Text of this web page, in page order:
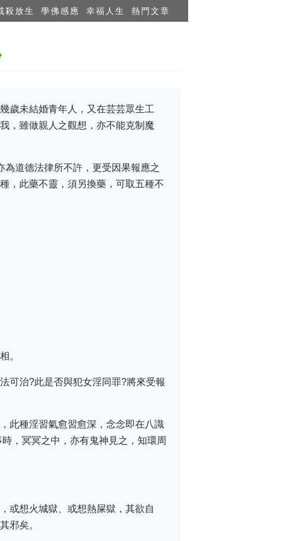
殺放生 學佛感應 幸福人生 熱門文章
歲未結婚青年人，又在芸芸眾生工
，雖做親人之觀想，亦不能克制魔
道德法律所不許，更受因果報應之
，此藥不靈，須另換藥，可取五種不
。
可治?此是否與犯女淫同罪?將來受報
此種淫習氣愈習愈深，念念即在八識
，冥冥之中，亦有鬼神見之，知環周
或想火城獄、或想熱屎獄，其欲自
邪矣。